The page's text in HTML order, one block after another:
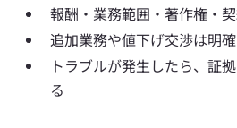
報酬・業務範囲・著作権・
追加業務や値下げ交渉は明
トラブルが発生したら、証
る